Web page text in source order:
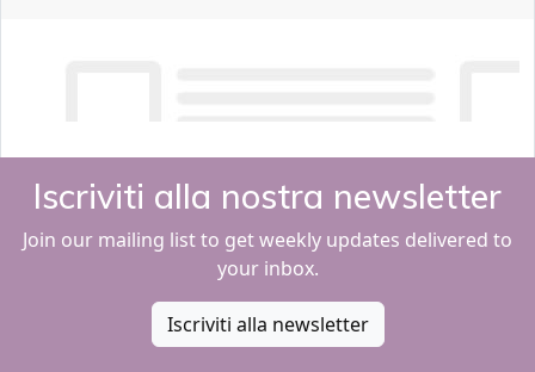
Iscriviti alla nostra newsletter
Join our mailing list to get weekly updates delivered to
your inbox.
Iscriviti alla newsletter